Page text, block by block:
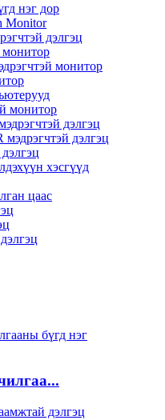
нэг дор
Monitor
дэлгэц
монитор
монитор
монитор
дэлгэц
дэлгэц
хэсгүүд
цаас